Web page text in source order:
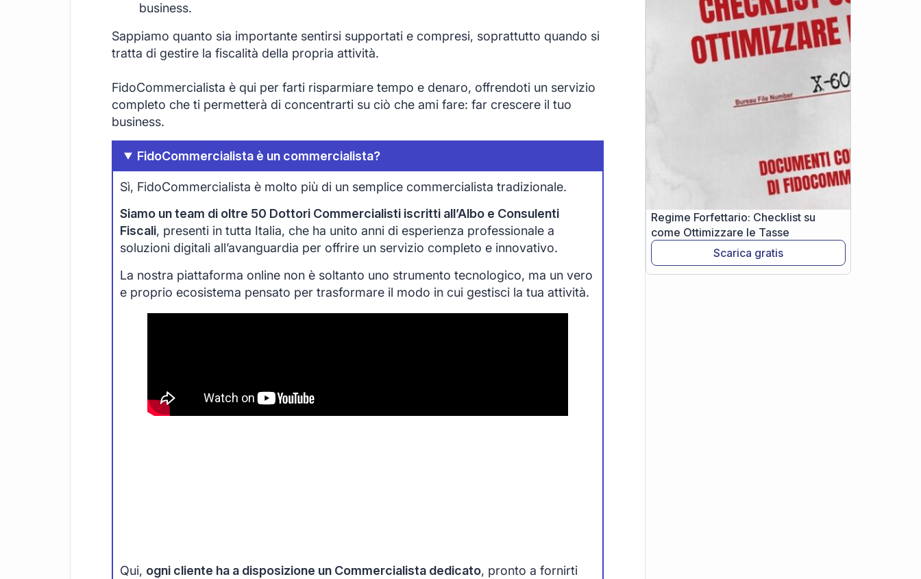
business.
Sappiamo quanto sia importante sentirsi supportati e compresi, soprattutto quando si
tratta di gestire la fiscalità della propria attività.
FidoCommercialista è qui per farti risparmiare tempo e denaro, offrendoti un servizio
completo che ti permetterà di concentrarti su ciò che ami fare: far crescere il tuo
business.
FidoCommercialista è un commercialista?
Sì, FidoCommercialista è molto più di un semplice commercialista tradizionale.
Siamo un team di oltre 50 Dottori Commercialisti iscritti all’Albo e Consulenti
Fiscali, presenti in tutta Italia, che ha unito anni di esperienza professionale a
soluzioni digitali all’avanguardia per offrire un servizio completo e innovativo.
La nostra piattaforma online non è soltanto uno strumento tecnologico, ma un vero
e proprio ecosistema pensato per trasformare il modo in cui gestisci la tua attività.
Qui, ogni cliente ha a disposizione un Commercialista dedicato, pronto a fornirti
Regime Forfettario: Checklist su
come Ottimizzare le Tasse
Scarica gratis